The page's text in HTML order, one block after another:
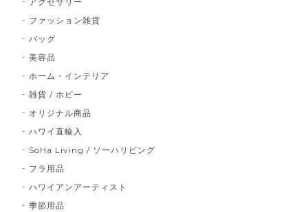
ファッション雑貨
バッグ
美容品
ホーム・インテリア
雑貨 / ホビー
オリジナル商品
ハワイ直輸入
SoHa Living / ソーハリビング
フラ用品
ハワイアンアーティスト
季節用品